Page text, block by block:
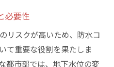
必要性
リスクが高いため、防水コ
て重要な役割を果たしま
都市部では、地下水位の変